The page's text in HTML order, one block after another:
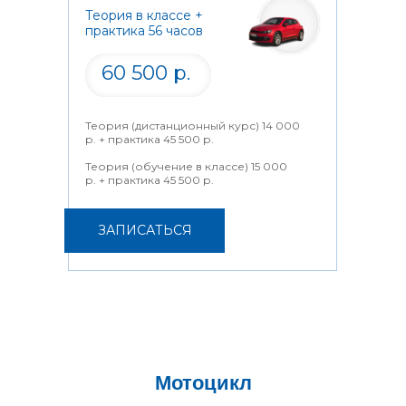
60 500 р.
Теория в классе +
практика 56 часов
Теория (дистанционный курс) 14 000
р. + практика 45 500 р.
Теория (обучение в классе) 15 000
р. + практика 45 500 р.
ЗАПИСАТЬСЯ
Мотоцикл